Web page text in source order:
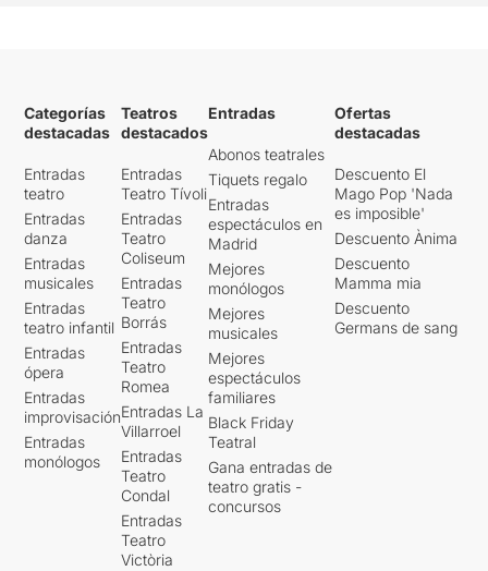
Categorías
destacadas
Entradas
teatro
Entradas
danza
Entradas
musicales
Entradas
teatro infantil
Entradas
ópera
Entradas
improvisación
Entradas
monólogos
Teatros
destacados
Entradas
Teatro Tívoli
Entradas
Teatro
Coliseum
Entradas
Teatro
Borrás
Entradas
Teatro
Romea
Entradas La
Villarroel
Entradas
Teatro
Condal
Entradas
Teatro
Victòria
Entradas
Abonos teatrales
Tiquets regalo
Entradas
espectáculos en
Madrid
Mejores
monólogos
Mejores
musicales
Mejores
espectáculos
familiares
Black Friday
Teatral
Gana entradas de
teatro gratis -
concursos
Ofertas
destacadas
Descuento El
Mago Pop 'Nada
es imposible'
Descuento Ànima
Descuento
Mamma mia
Descuento
Germans de sang